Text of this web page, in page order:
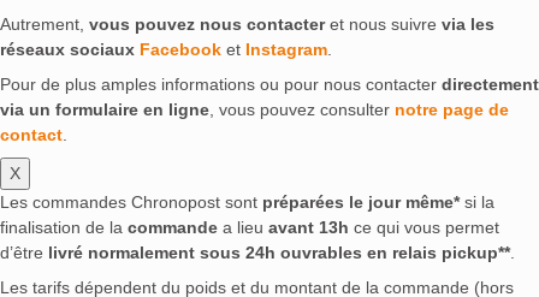
Autrement, vous pouvez nous contacteret nous suivre via les
réseaux sociaux Facebook et Instagram
Pour de plus amples informations ou pour nous contacter directement
via un formulaire en ligne , vous pouvez consulter notre page de
contact
X
Les commandes Chronopost sont préparées le jour même*si la
finalisation de la commande a lieu avant 13h ce qui vous permet
d’être livré normalement sous 24h ouvrables en relais pickup**.
Les tarifs dépendent du poids et du montant de la commande (hors